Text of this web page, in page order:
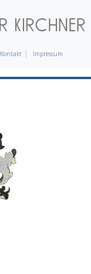
Kontakt Impressum